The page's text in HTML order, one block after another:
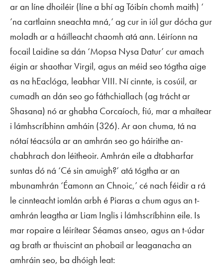
ar an líne dhoiléir (líne a bhí ag Tóibín chomh maith) ‘
’na cartlainn sneachta mná,’ ag cur in iúl gur dócha gur
moladh ar a háilleacht chaomh atá ann. Léiríonn na
focail Laidine sa dán ‘Mopsa Nysa Datur’ cur amach
éigin ar shaothar Virgil, agus an méid seo tógtha aige
as na hEaclóga, leabhar VIII. Ní cinnte, is cosúil, ar
cumadh an dán seo go fáthchiallach (ag trácht ar
Shasana) nó ar ghabha Corcaíoch, fiú, mar a mhaítear
i lámhscríbhinn amháin (326). Ar aon chuma, tá na
nótaí téacsúla ar an amhrán seo go háirithe an-
chabhrach don léitheoir. Amhrán eile a dtabharfar
suntas dó ná ‘Cé sin amuigh?’ atá tógtha ar an
mbunamhrán ‘Éamonn an Chnoic,’ cé nach féidir a rá
le cinnteacht iomlán arbh é Piaras a chum agus an t-
amhrán leagtha ar Liam Inglis i lámhscríbhinn eile. Is
mar ropaire a léirítear Séamas anseo, agus an t-údar
ag brath ar thuiscint an phobail ar leaganacha an
amhráin seo, ba dhóigh leat: